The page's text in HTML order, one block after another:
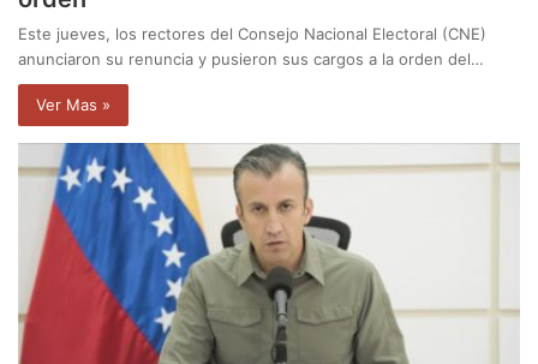
Este jueves, los rectores del Consejo Nacional Electoral (CNE)
anunciaron su renuncia y pusieron sus cargos a la orden del…
Ver Mas »